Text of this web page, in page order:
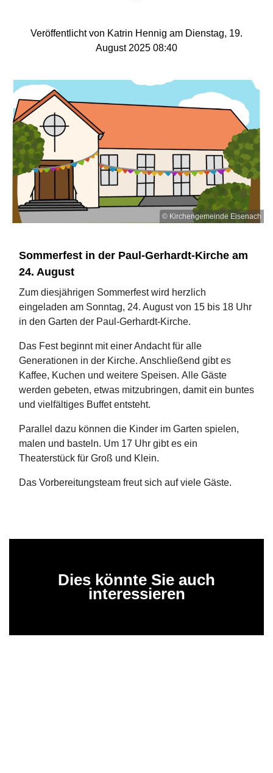
Veröffentlicht von Katrin Hennig am Dienstag, 19.
August 2025 08:40
© Kirchengemeinde Eisenach
Sommerfest in der Paul-Gerhardt-Kirche am
24. August
Zum diesjährigen Sommerfest wird herzlich
eingeladen am Sonntag, 24. August von 15 bis 18 Uhr
in den Garten der Paul-Gerhardt-Kirche.
Das Fest beginnt mit einer Andacht für alle
Generationen in der Kirche. Anschließend gibt es
Kaffee, Kuchen und weitere Speisen. Alle Gäste
werden gebeten, etwas mitzubringen, damit ein buntes
und vielfältiges Buffet entsteht.
Parallel dazu können die Kinder im Garten spielen,
malen und basteln. Um 17 Uhr gibt es ein
Theaterstück für Groß und Klein.
Das Vorbereitungsteam freut sich auf viele Gäste.
Dies könnte Sie auch
interessieren